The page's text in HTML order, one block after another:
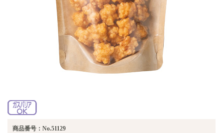
商品番号：No.51129